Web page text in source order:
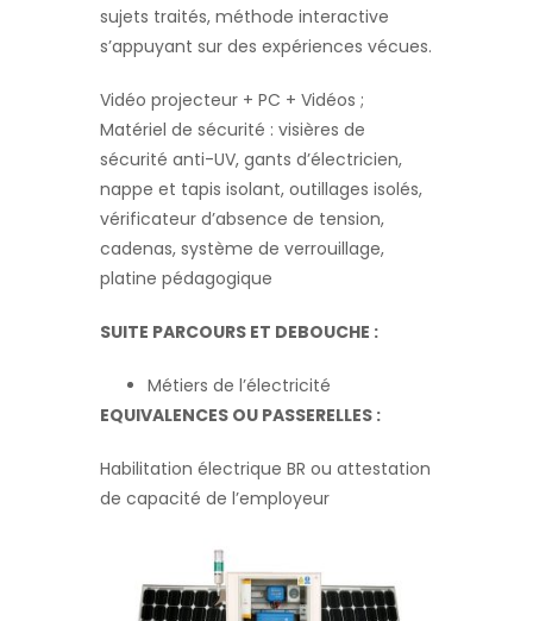
sujets traités, méthode interactive
s’appuyant sur des expériences vécues.
Vidéo projecteur + PC + Vidéos ;
Matériel de sécurité : visières de
sécurité anti-UV, gants d’électricien,
nappe et tapis isolant, outillages isolés,
vérificateur d’absence de tension,
cadenas, système de verrouillage,
platine pédagogique
SUITE PARCOURS ET DEBOUCHE :
Métiers de l’électricité
EQUIVALENCES OU PASSERELLES :
Habilitation électrique BR ou attestation
de capacité de l’employeur